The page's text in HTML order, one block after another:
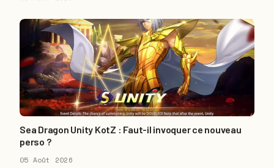
Sea Dragon Unity KotZ : Faut-il invoquer ce nouveau
perso ?
05 Août 2026